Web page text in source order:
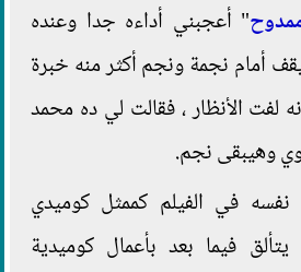
" أعجبني أداءه جدا وعنده
أمام نجمة ونجم أكثر منه خبرة
لفت الأنظار ، فقالت لي ده محمد
وهيبقى نجم.
في الفيلم كممثل كوميدي
فيما بعد بأعمال كوميدية